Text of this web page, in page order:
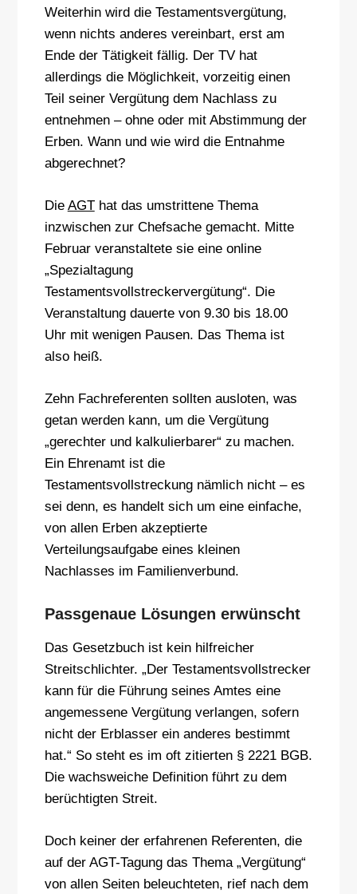
Weiterhin wird die Testamentsvergütung,
wenn nichts anderes vereinbart, erst am
Ende der Tätigkeit fällig. Der TV hat
allerdings die Möglichkeit, vorzeitig einen
Teil seiner Vergütung dem Nachlass zu
entnehmen – ohne oder mit Abstimmung der
Erben. Wann und wie wird die Entnahme
abgerechnet?
Die AGThat das umstrittene Thema
inzwischen zur Chefsache gemacht. Mitte
Februar veranstaltete sie eine online
„Spezialtagung
Testamentsvollstreckervergütung“. Die
Veranstaltung dauerte von 9.30 bis 18.00
Uhr mit wenigen Pausen. Das Thema ist
also heiß.
Zehn Fachreferenten sollten ausloten, was
getan werden kann, um die Vergütung
„gerechter und kalkulierbarer“ zu machen.
Ein Ehrenamt ist die
Testamentsvollstreckung nämlich nicht – es
sei denn, es handelt sich um eine einfache,
von allen Erben akzeptierte
Verteilungsaufgabe eines kleinen
Nachlasses im Familienverbund.
Passgenaue Lösungen erwünscht
Das Gesetzbuch ist kein hilfreicher
Streitschlichter. „Der Testamentsvollstrecker
kann für die Führung seines Amtes eine
angemessene Vergütung verlangen, sofern
nicht der Erblasser ein anderes bestimmt
hat.“ So steht es im oft zitierten § 2221 BGB.
Die wachsweiche Definition führt zu dem
berüchtigten Streit.
Doch keiner der erfahrenen Referenten, die
auf der AGT-Tagung das Thema „Vergütung“
von allen Seiten beleuchteten, rief nach dem